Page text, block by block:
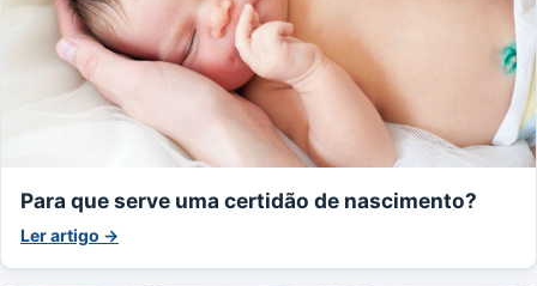
Para que serve uma certidão de nascimento?
Ler artigo →